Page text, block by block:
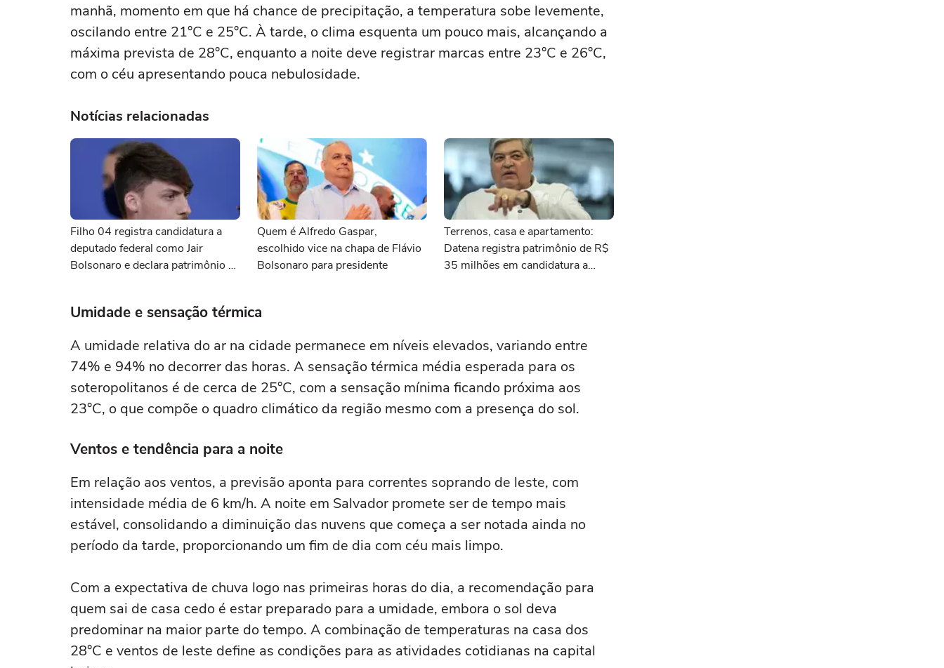
manhã, momento em que há chance de precipitação, a temperatura sobe levemente,
oscilando entre 21°C e 25°C. À tarde, o clima esquenta um pouco mais, alcançando a
máxima prevista de 28°C, enquanto a noite deve registrar marcas entre 23°C e 26°C,
com o céu apresentando pouca nebulosidade.
Notícias relacionadas
Filho 04 registra candidatura a
deputado federal como Jair
Bolsonaro e declara patrimônio de
Quem é Alfredo Gaspar,
escolhido vice na chapa de Flávio
Bolsonaro para presidente
Terrenos, casa e apartamento:
Datena registra patrimônio de R$
35 milhões em candidatura a
Umidade e sensação térmica
A umidade relativa do ar na cidade permanece em níveis elevados, variando entre
74% e 94% no decorrer das horas. A sensação térmica média esperada para os
soteropolitanos é de cerca de 25°C, com a sensação mínima ficando próxima aos
23°C, o que compõe o quadro climático da região mesmo com a presença do sol.
Ventos e tendência para a noite
Em relação aos ventos, a previsão aponta para correntes soprando de leste, com
intensidade média de 6 km/h. A noite em Salvador promete ser de tempo mais
estável, consolidando a diminuição das nuvens que começa a ser notada ainda no
período da tarde, proporcionando um fim de dia com céu mais limpo.
Com a expectativa de chuva logo nas primeiras horas do dia, a recomendação para
quem sai de casa cedo é estar preparado para a umidade, embora o sol deva
predominar na maior parte do tempo. A combinação de temperaturas na casa dos
28°C e ventos de leste define as condições para as atividades cotidianas na capital